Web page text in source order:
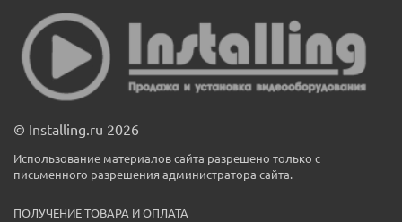
© Installing.ru 2026
Использование материалов сайта разрешено только с
письменного разрешения администратора сайта.
ПОЛУЧЕНИЕ ТОВАРА И ОПЛАТА